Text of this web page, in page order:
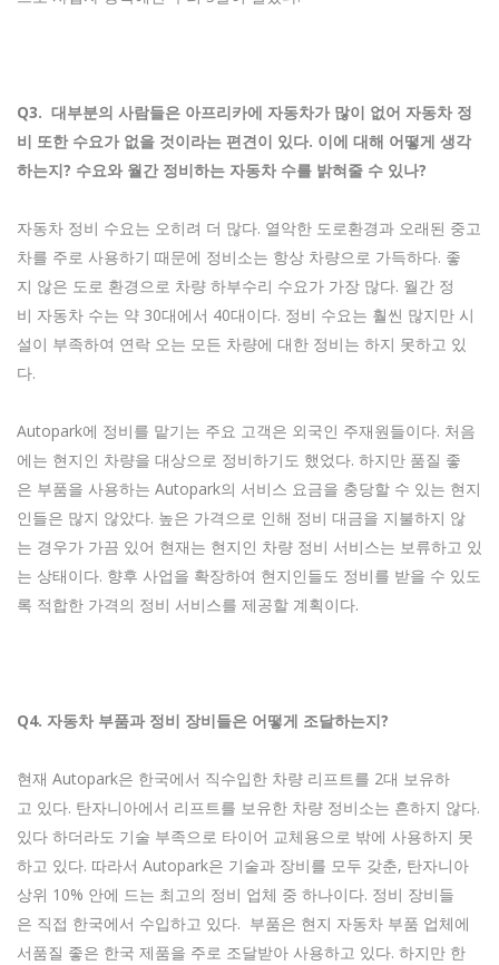
Q3. 대부분의 사람들은 아프리카에 자동차가 많이 없어 자동차 정
비 또한 수요가 없을 것이라는 편견이 있다. 이에 대해 어떻게 생각
하는지? 수요와 월간 정비하는 자동차 수를 밝혀줄 수 있나?
자동차 정비 수요는 오히려 더 많다. 열악한 도로환경과 오래된 중고
차를 주로 사용하기 때문에 정비소는 항상 차량으로 가득하다. 좋
지 않은 도로 환경으로 차량 하부수리 수요가 가장 많다. 월간 정
비 자동차 수는 약 30대에서 40대이다. 정비 수요는 훨씬 많지만 시
설이 부족하여 연락 오는 모든 차량에 대한 정비는 하지 못하고 있
다.
Autopark에 정비를 맡기는 주요 고객은 외국인 주재원들이다. 처음
에는 현지인 차량을 대상으로 정비하기도 했었다. 하지만 품질 좋
은 부품을 사용하는 Autopark의 서비스 요금을 충당할 수 있는 현지
인들은 많지 않았다. 높은 가격으로 인해 정비 대금을 지불하지 않
는 경우가 가끔 있어 현재는 현지인 차량 정비 서비스는 보류하고 있
는 상태이다. 향후 사업을 확장하여 현지인들도 정비를 받을 수 있도
록 적합한 가격의 정비 서비스를 제공할 계획이다.
Q4. 자동차 부품과 정비 장비들은 어떻게 조달하는지?
현재 Autopark은 한국에서 직수입한 차량 리프트를 2대 보유하
고 있다. 탄자니아에서 리프트를 보유한 차량 정비소는 흔하지 않다.
있다 하더라도 기술 부족으로 타이어 교체용으로 밖에 사용하지 못
하고 있다. 따라서 Autopark은 기술과 장비를 모두 갖춘, 탄자니아
상위 10% 안에 드는 최고의 정비 업체 중 하나이다. 정비 장비들
은 직접 한국에서 수입하고 있다. 부품은 현지 자동차 부품 업체에
서품질 좋은 한국 제품을 주로 조달받아 사용하고 있다. 하지만 한